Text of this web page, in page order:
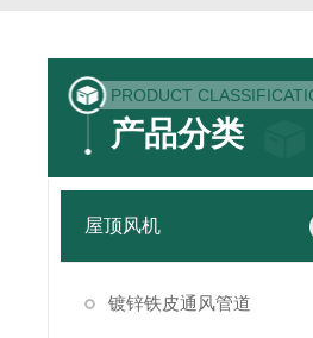
PRODUCT
产品分类
屋顶风机
镀锌铁皮通风管道